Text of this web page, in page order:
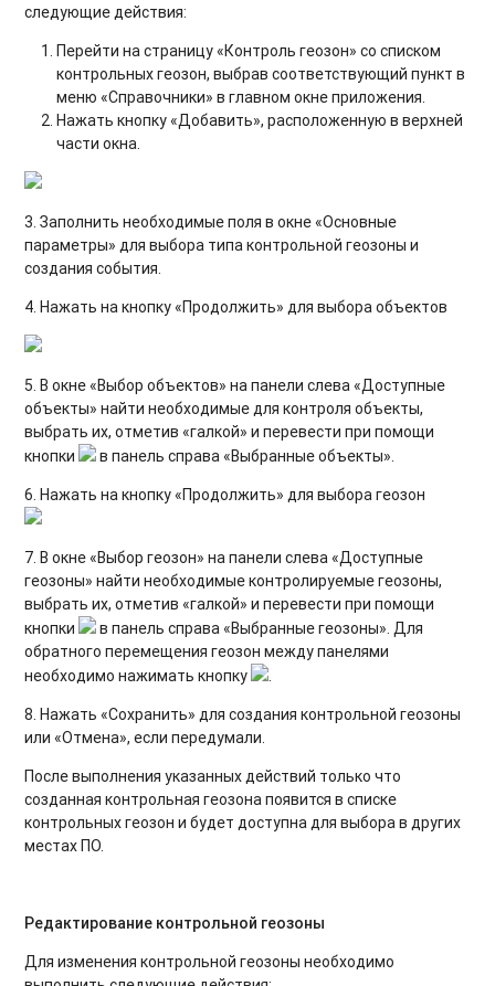
следующие действия:
Перейти на страницу «Контроль геозон» со списком
контрольных геозон, выбрав соответствующий пункт в
меню «Справочники» в главном окне приложения.
Нажать кнопку «Добавить», расположенную в верхней
части окна.
3. Заполнить необходимые поля в окне «Основные
параметры» для выбора типа контрольной геозоны и
создания события.
4. Нажать на кнопку «Продолжить» для выбора объектов
5. В окне «Выбор объектов» на панели слева «Доступные
объекты» найти необходимые для контроля объекты,
выбрать их, отметив «галкой» и перевести при помощи
кнопки
в панель справа «Выбранные объекты».
6. Нажать на кнопку «Продолжить» для выбора геозон
7. В окне «Выбор геозон» на панели слева «Доступные
геозоны» найти необходимые контролируемые геозоны,
выбрать их, отметив «галкой» и перевести при помощи
кнопки
в панель справа «Выбранные геозоны». Для
обратного перемещения геозон между панелями
необходимо нажимать кнопку
.
8. Нажать «Сохранить» для создания контрольной геозоны
или «Отмена», если передумали.
После выполнения указанных действий только что
созданная контрольная геозона появится в списке
контрольных геозон и будет доступна для выбора в других
местах ПО.
Редактирование контрольной геозоны
Для изменения контрольной геозоны необходимо